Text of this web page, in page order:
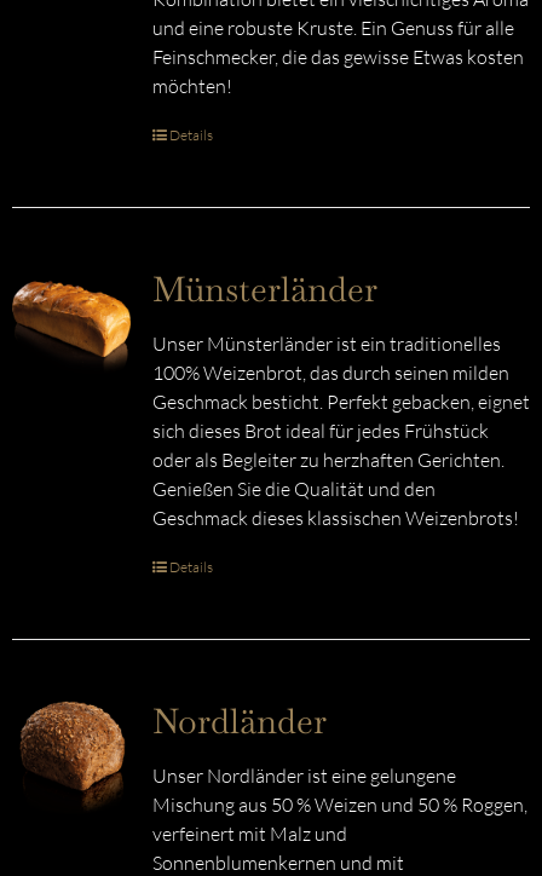
und eine robuste Kruste. Ein Genuss für alle
Feinschmecker, die das gewisse Etwas kosten
möchten!
Details
Münsterländer
Unser Münsterländer ist ein traditionelles
100% Weizenbrot, das durch seinen milden
Geschmack besticht. Perfekt gebacken, eignet
sich dieses Brot ideal für jedes Frühstück
oder als Begleiter zu herzhaften Gerichten.
Genießen Sie die Qualität und den
Geschmack dieses klassischen Weizenbrots!
Details
Nordländer
Unser Nordländer ist eine gelungene
Mischung aus 50 % Weizen und 50 % Roggen,
verfeinert mit Malz und
Sonnenblumenkernen und mit